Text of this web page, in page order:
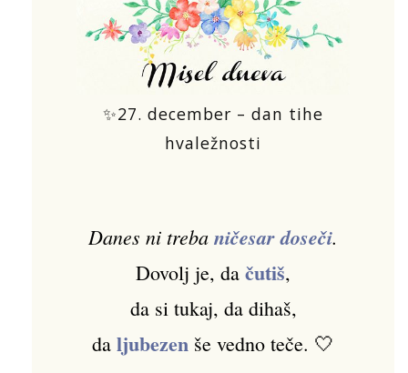
✨27. december – dan tihe
hvaležnosti
Danes ni treba ničesar doseči.
Dovolj je, da čutiš,
da si tukaj, da dihaš,
da ljubezen še vedno teče. 🤍